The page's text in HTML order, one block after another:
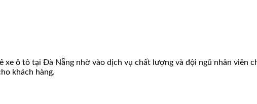
ô tô tại Đà Nẵng nhờ vào dịch vụ chất lượng và đội ngũ nhân viên
khách hàng.